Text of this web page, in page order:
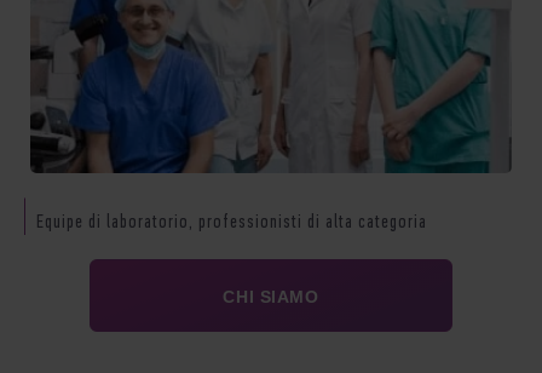
Equipe di laboratorio, professionisti di alta categoria
CHI SIAMO